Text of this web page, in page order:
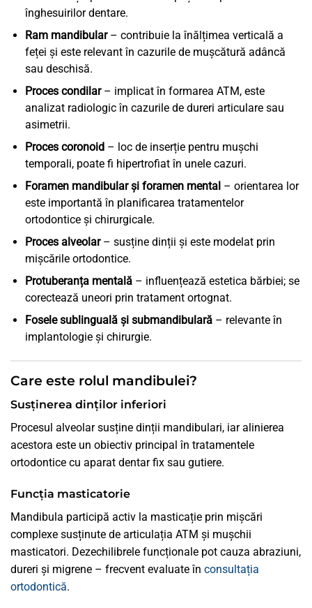
înghesuirilor dentare.
Ram mandibular– contribuie la înălțimea verticală a
feței și este relevant în cazurile de mușcătură adâncă
sau deschisă.
Proces condilar– implicat în formarea ATM, este
analizat radiologic în cazurile de dureri articulare sau
asimetrii.
Proces coronoid– loc de inserție pentru mușchi
temporali, poate fi hipertrofiat în unele cazuri.
Foramen mandibular și foramen mental – orientarea lor
este importantă în planificarea tratamentelor
ortodontice și chirurgicale.
Proces alveolar– susține dinții și este modelat prin
mișcările ortodontice.
Protuberanța mentală– influențează estetica bărbiei; se
corectează uneori prin tratament ortognat.
Fosele sublinguală și submandibulară– relevante în
implantologie și chirurgie.
Care este rolul mandibulei?
Susținerea dinților inferiori
Procesul alveolar susține dinții mandibulari, iar alinierea
acestora este un obiectiv principal în tratamentele
ortodontice cu aparat dentar fix sau gutiere.
Funcția masticatorie
Mandibula participă activ la masticație prin mișcări
complexe susținute de articulația ATM și mușchii
masticatori. Dezechilibrele funcționale pot cauza abraziuni,
dureri și migrene – frecvent evaluate în consultația
ortodontică.